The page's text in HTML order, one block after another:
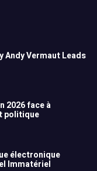
Andy Vermaut Leads
2026 face à
politique
électronique
Immatériel